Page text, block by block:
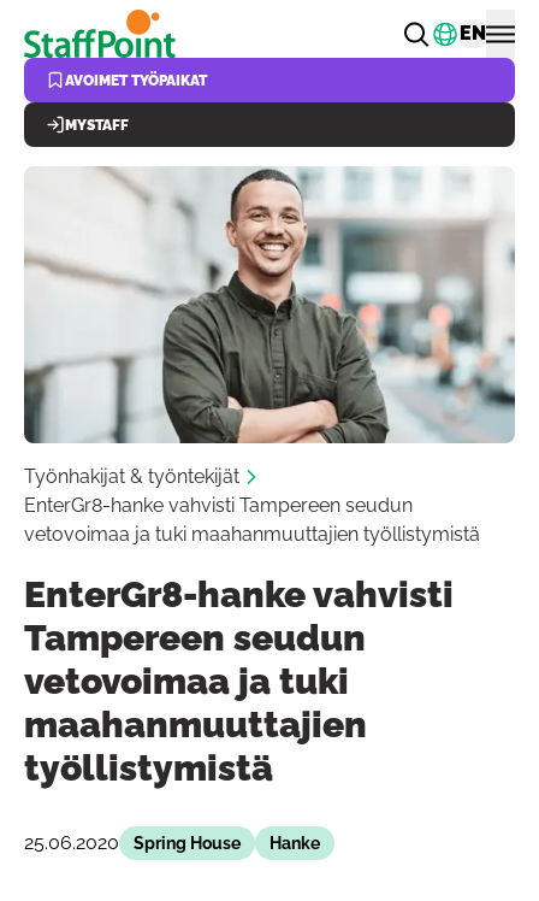
Hyppää pääsisältöön Vaihda
EN
AVOIMET TYÖPAIKAT
MYSTAFF
Työnhakijat & työntekijät
EnterGr8-hanke vahvisti Tampereen seudun
vetovoimaa ja tuki maahanmuuttajien työllistymistä
EnterGr8-hanke vahvisti
Tampereen seudun
vetovoimaa ja tuki
maahanmuuttajien
työllistymistä
25.06.2020 Spring House Hanke